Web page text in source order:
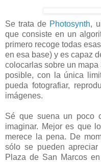
Se trata de Photosynth,
que consiste en un
primero recoge todas
en esa base) y es capaz
colocarlas sobre un
posible, con la única
pueda fotografiar,
imágenes.
Sé que suena un poco
imaginar. Mejor es que
merece la pena. De
sólo se pueden
Plaza de San Marcos